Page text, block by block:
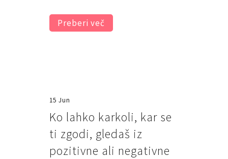
Preberi več
15 Jun
Ko lahko karkoli, kar se
ti zgodi, gledaš iz
pozitivne ali negativne